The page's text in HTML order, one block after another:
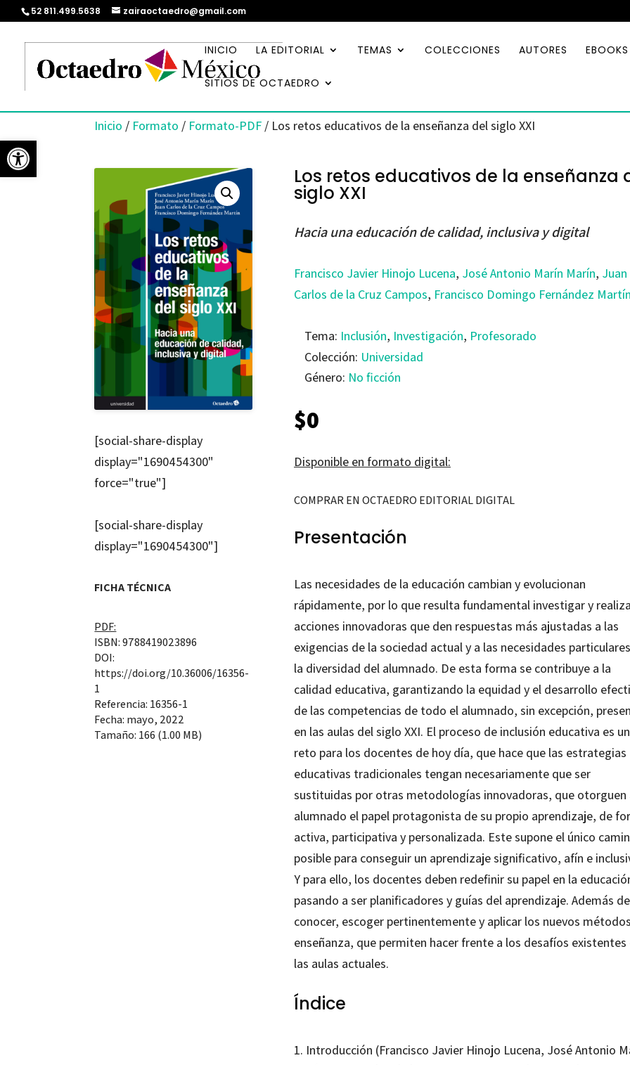
Abrir barra de herramientas
52 811.499.5638 zairaoctaedro@gmail.com
INICIO LA EDITORIAL TEMAS COLECCIONES AUTORES EBOOKS
SITIOS DE OCTAEDRO
Inicio / Formato / Formato-PDF / Los retos educativos de la enseñanza del siglo XXI
[social-share-display
display="1690454300"
force="true"]
[social-share-display
display="1690454300"]
FICHA TÉCNICA
PDF:
ISBN: 9788419023896
DOI:
https://doi.org/10.36006/16356-
1
Referencia: 16356-1
Fecha: mayo, 2022
Tamaño: 166 (1.00 MB)
Los retos educativos de la enseñanza
siglo XXI
Hacia una educación de calidad, inclusiva y digital
Francisco Javier Hinojo Lucena, José Antonio Marín Marín, Juan
Carlos de la Cruz Campos, Francisco Domingo Fernández Martín
Tema: Inclusión, Investigación, Profesorado
Colección: Universidad
Género: No ficción
$0
Disponible en formato digital:
COMPRAR EN OCTAEDRO EDITORIAL DIGITAL
Presentación
Las necesidades de la educación cambian y evolucionan
rápidamente, por lo que resulta fundamental investigar y
acciones innovadoras que den respuestas más ajustadas a las
exigencias de la sociedad actual y a las necesidades
la diversidad del alumnado. De esta forma se contribuye a la
calidad educativa, garantizando la equidad y el desarrollo
de las competencias de todo el alumnado, sin excepción,
en las aulas del siglo XXI. El proceso de inclusión educativa es un
reto para los docentes de hoy día, que hace que las estrategias
educativas tradicionales tengan necesariamente que ser
sustituidas por otras metodologías innovadoras, que otorguen
alumnado el papel protagonista de su propio aprendizaje, de
activa, participativa y personalizada. Este supone el único
posible para conseguir un aprendizaje significativo, afín e
Y para ello, los docentes deben redefinir su papel en la
pasando a ser planificadores y guías del aprendizaje. Además de
conocer, escoger pertinentemente y aplicar los nuevos
enseñanza, que permiten hacer frente a los desafíos existentes
las aulas actuales.
Índice
1. Introducción (Francisco Javier Hinojo Lucena, José Antonio